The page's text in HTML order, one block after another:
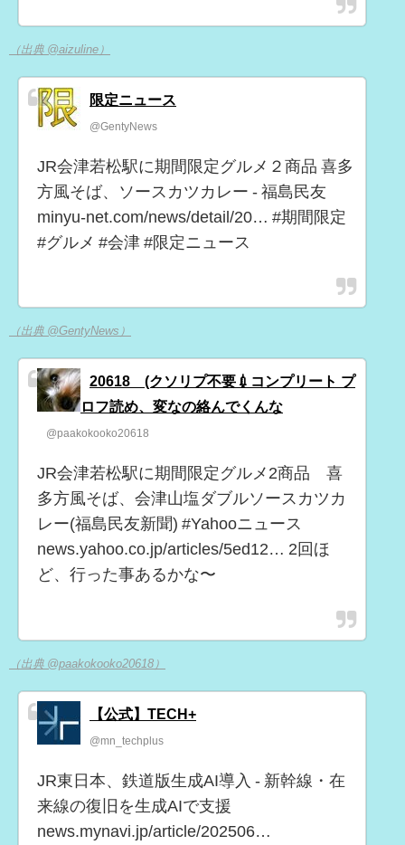
（出典 @aizuline）
限定ニュース
@GentyNews
JR会津若松駅に期間限定グルメ２商品 喜多
方風そば、ソースカツカレー - 福島民友
minyu-net.com/news/detail/20… #期間限定
#グルメ #会津 #限定ニュース
（出典 @GentyNews）
20618 (クソリプ不要💉コンプリート プ
ロフ読め、変なの絡んでくんな
@paakokooko20618
JR会津若松駅に期間限定グルメ2商品 喜
多方風そば、会津山塩ダブルソースカツカ
レー(福島民友新聞) #Yahooニュース
news.yahoo.co.jp/articles/5ed12… 2回ほ
ど、行った事あるかな〜
（出典 @paakokooko20618）
【公式】TECH+
@mn_techplus
JR東日本、鉄道版生成AI導入 - 新幹線・在
来線の復旧を生成AIで支援
news.mynavi.jp/article/202506…